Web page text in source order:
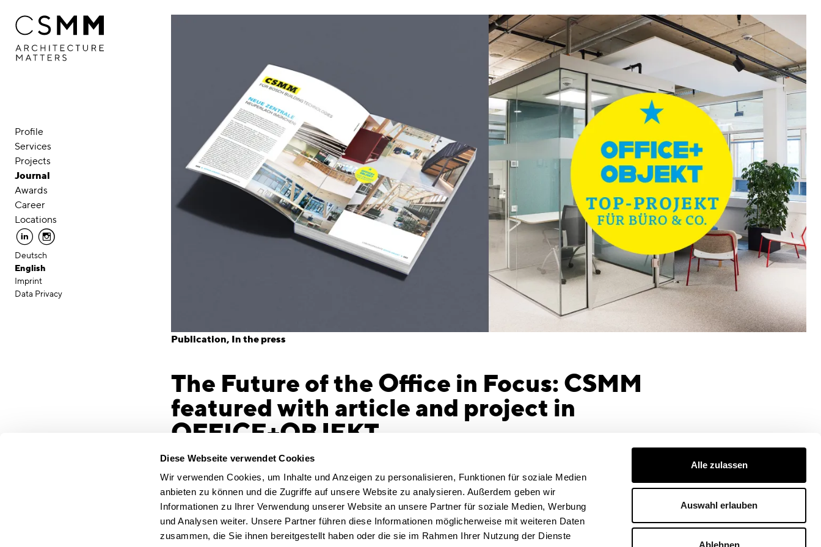
Diese Webseite verwendet Cookies
Wir verwenden Cookies, um Inhalte und Anzeigen zu personalisieren, Funktionen für soziale Medien
anbieten zu können und die Zugriffe auf unsere Website zu analysieren. Außerdem geben wir
Informationen zu Ihrer Verwendung unserer Website an unsere Partner für soziale Medien, Werbung
und Analysen weiter. Unsere Partner führen diese Informationen möglicherweise mit weiteren Daten
zusammen, die Sie ihnen bereitgestellt haben oder die sie im Rahmen Ihrer Nutzung der Dienste
Alle zulassen
Auswahl erlauben
Ablehnen
Profile
Services
Projects
Journal
Awards
Career
Locations
linkedin instagram
Deutsch
English
Imprint
Data Privacy
Publication In the press
The Future of the Office in Focus: CSMM
featured with article and project in
OFFICE+OBJEKT
factors of future-proof work environments – and with one of our
projects, selected as a “favorite project.”
In our article “Identity and Transformation – Success Factors for the
Future-Proof Office” we explain why today’s workplaces must offer
more than just space for presence: they should foster identity and